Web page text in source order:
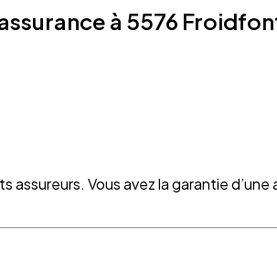
à 5576
Vous avez la garantie d’une